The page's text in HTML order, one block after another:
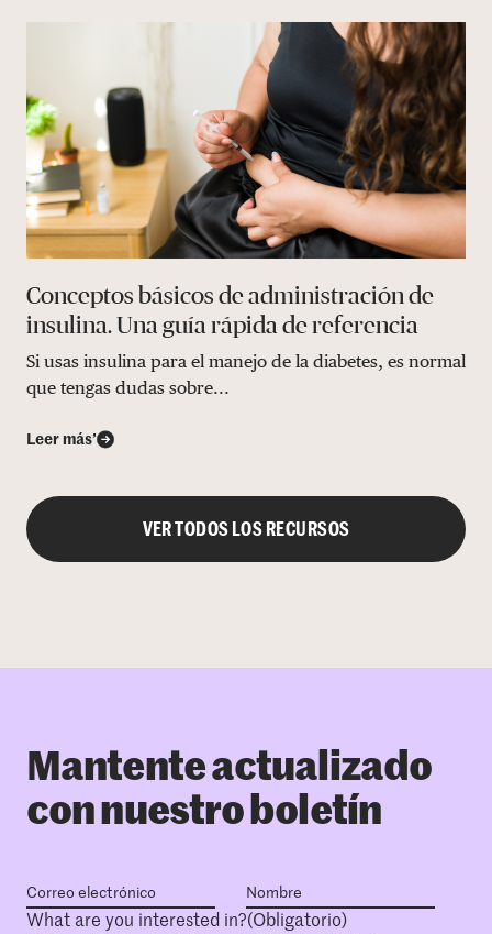
Conceptos básicos de administración de
insulina. Una guía rápida de referencia
Si usas insulina para el manejo de la diabetes, es normal
que tengas dudas sobre...
Leer más’
VER TODOS LOS RECURSOS
Mantente actualizado
con nuestro boletín
What are you interested in?(Obligatorio)